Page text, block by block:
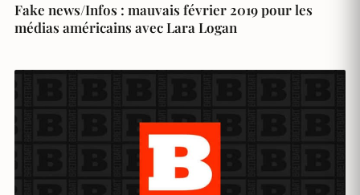
Fake news/Infos : mauvais février 2019 pour les
médias américains avec Lara Logan